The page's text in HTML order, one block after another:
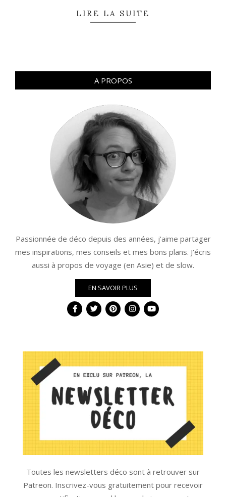
LIRE LA SUITE
A PROPOS
Passionnée de déco depuis des années, j'aime partager
mes inspirations, mes conseils et mes bons plans. J'écris
aussi à propos de voyage (en Asie) et de slow.
EN SAVOIR PLUS
Toutes les newsletters déco sont à retrouver sur
Patreon. Inscrivez-vous gratuitement pour recevoir